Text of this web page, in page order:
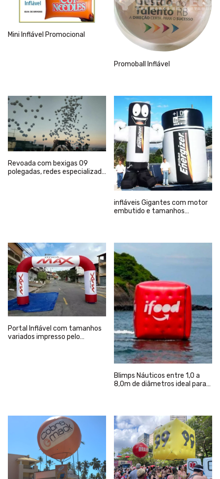
Mini Inflável Promocional
Promoball Inflável
Revoada com bexigas 09
polegadas, redes especializada
infláveis Gigantes com motor
embutido e tamanhos
Portal Inflável com tamanhos
variados impresso pelo
Blimps Náuticos entre 1,0 a
8,0m de diâmetros ideal para